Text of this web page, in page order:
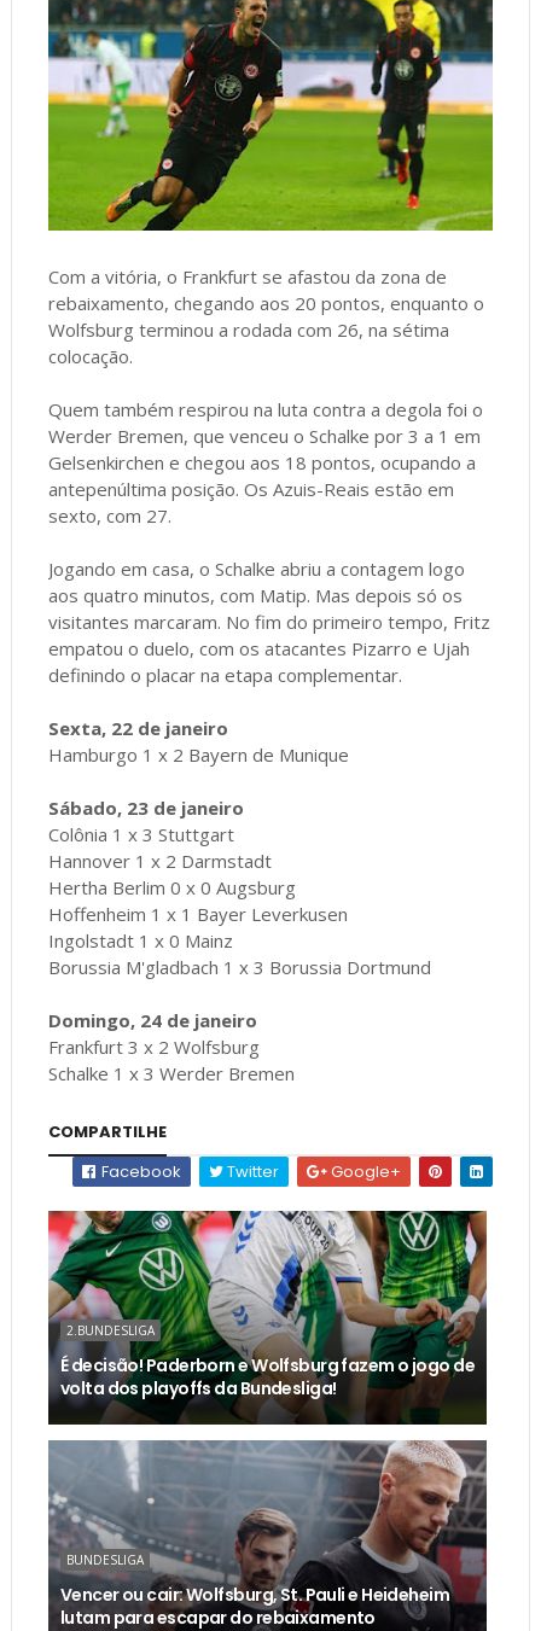
Com a vitória, o Frankfurt se afastou da zona de
rebaixamento, chegando aos 20 pontos, enquanto o
Wolfsburg terminou a rodada com 26, na sétima
colocação.
Quem também respirou na luta contra a degola foi o
Werder Bremen, que venceu o Schalke por 3 a 1 em
Gelsenkirchen e chegou aos 18 pontos, ocupando a
antepenúltima posição. Os Azuis-Reais estão em
sexto, com 27.
Jogando em casa, o Schalke abriu a contagem logo
aos quatro minutos, com Matip. Mas depois só os
visitantes marcaram. No fim do primeiro tempo, Fritz
empatou o duelo, com os atacantes Pizarro e Ujah
definindo o placar na etapa complementar.
Sexta, 22 de janeiro
Hamburgo 1 x 2 Bayern de Munique
Sábado, 23 de janeiro
Colônia 1 x 3 Stuttgart
Hannover 1 x 2 Darmstadt
Hertha Berlim 0 x 0 Augsburg
Hoffenheim 1 x 1 Bayer Leverkusen
Ingolstadt 1 x 0 Mainz
Borussia M'gladbach 1 x 3 Borussia Dortmund
Domingo, 24 de janeiro
Frankfurt 3 x 2 Wolfsburg
Schalke 1 x 3 Werder Bremen
COMPARTILHE
Facebook
Twitter Google+
2.BUNDESLIGA
É decisão! Paderborn e Wolfsburg fazem o jogo de
volta dos playoffs da Bundesliga!
BUNDESLIGA
Vencer ou cair: Wolfsburg, St. Pauli e Heideheim
lutam para escapar do rebaixamento